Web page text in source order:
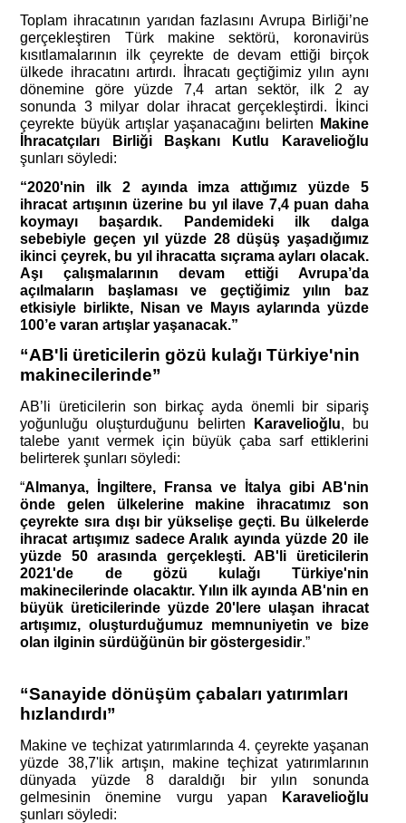
Toplam ihracatının yarıdan fazlasını Avrupa Birliği’ne
gerçekleştiren Türk makine sektörü, koronavirüs
kısıtlamalarının ilk çeyrekte de devam ettiği birçok
ülkede ihracatını artırdı. İhracatı geçtiğimiz yılın aynı
dönemine göre yüzde 7,4 artan sektör, ilk 2 ay
sonunda 3 milyar dolar ihracat gerçekleştirdi. İkinci
çeyrekte büyük artışlar yaşanacağını belirten
Makine
İhracatçıları Birliği Başkanı Kutlu Karavelioğlu
şunları söyledi:
“2020'nin ilk 2 ayında imza attığımız yüzde 5
ihracat artışının üzerine bu yıl ilave 7,4 puan daha
koymayı başardık. Pandemideki ilk dalga
sebebiyle geçen yıl yüzde 28 düşüş yaşadığımız
ikinci çeyrek, bu yıl ihracatta sıçrama ayları olacak.
Aşı çalışmalarının devam ettiği Avrupa’da
açılmaların başlaması ve geçtiğimiz yılın baz
etkisiyle birlikte, Nisan ve Mayıs aylarında yüzde
100’e varan artışlar yaşanacak.”
“AB'li üreticilerin gözü kulağı Türkiye'nin
makinecilerinde”
AB’li üreticilerin son birkaç ayda önemli bir sipariş
yoğunluğu oluşturduğunu belirten
Karavelioğlu, bu
talebe yanıt vermek için büyük çaba sarf ettiklerini
belirterek şunları söyledi:
“Almanya, İngiltere, Fransa ve İtalya gibi AB'nin
önde gelen ülkelerine makine ihracatımız son
çeyrekte sıra dışı bir yükselişe geçti. Bu ülkelerde
ihracat artışımız sadece Aralık ayında yüzde 20 ile
yüzde 50 arasında gerçekleşti. AB'li üreticilerin
2021'de de gözü kulağı Türkiye'nin
makinecilerinde olacaktır. Yılın ilk ayında AB'nin en
büyük üreticilerinde yüzde 20'lere ulaşan ihracat
artışımız, oluşturduğumuz memnuniyetin ve bize
olan ilginin sürdüğünün bir göstergesidir.”
“Sanayide dönüşüm çabaları yatırımları
hızlandırdı”
Makine ve teçhizat yatırımlarında 4. çeyrekte yaşanan
yüzde 38,7'lik artışın, makine teçhizat yatırımlarının
dünyada yüzde 8 daraldığı bir yılın sonunda
gelmesinin önemine vurgu yapan
Karavelioğlu
şunları söyledi: